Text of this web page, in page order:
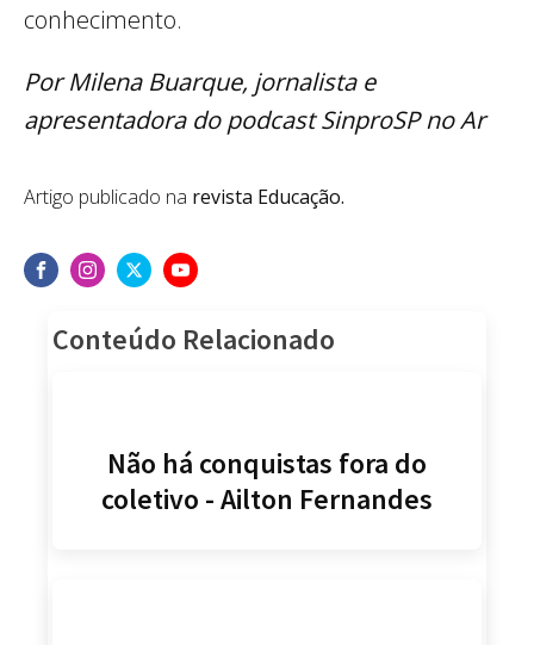
conhecimento.
Por Milena Buarque, jornalista e
apresentadora do podcast SinproSP no Ar
Artigo publicado na revista Educação.
Conteúdo Relacionado
Não há conquistas fora do
coletivo - Ailton Fernandes